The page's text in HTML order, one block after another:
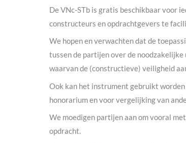
De VNc-STb is gratis beschikbaar voor
constructeurs en opdrachtgevers te
We hopen en verwachten dat de
tussen de partijen over de
waarvan de (constructieve) veiligheid
Ook kan het instrument gebruikt
honorarium en voor vergelijking van
We moedigen partijen aan om vooral
opdracht.